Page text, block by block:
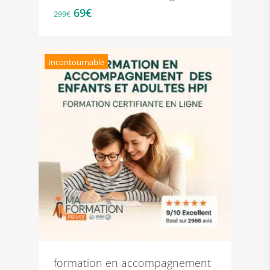
299€ Le
était :
299€.
69€Le
est :
69€.
Incontournable
formation en accompagnement